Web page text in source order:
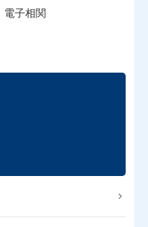
電子相関